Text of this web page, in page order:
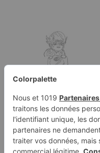
Coloriage Miraculous
Dragonbug